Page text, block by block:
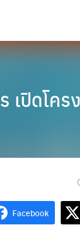
เปิดโค
Facebook